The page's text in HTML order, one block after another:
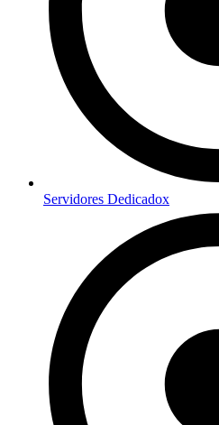
Servidores Dedicadox